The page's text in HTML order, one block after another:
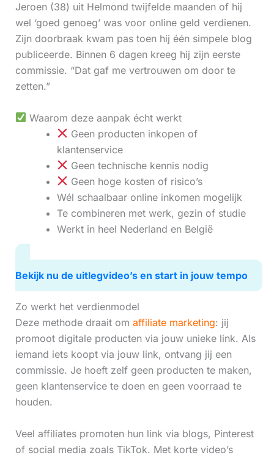
Jeroen (38) uit Helmond twijfelde maanden of hij
wel ‘goed genoeg’ was voor online geld verdienen.
Zijn doorbraak kwam pas toen hij één simpele blog
publiceerde. Binnen 6 dagen kreeg hij zijn eerste
commissie. “Dat gaf me vertrouwen om door te
zetten.”
Waarom deze aanpak écht werkt
Geen producten inkopen of
klantenservice
Geen technische kennis nodig
Geen hoge kosten of risico’s
Wél schaalbaar online inkomen mogelijk
Te combineren met werk, gezin of studie
Werkt in heel Nederland en België
Bekijk nu de uitlegvideo’s en start in jouw tempo
Zo werkt het verdienmodel
Deze methode draait om affiliate marketing: jij
promoot digitale producten via jouw unieke link. Als
iemand iets koopt via jouw link, ontvang jij een
commissie. Je hoeft zelf geen producten te maken,
geen klantenservice te doen en geen voorraad te
houden.
Veel affiliates promoten hun link via blogs, Pinterest
of social media zoals TikTok. Met korte video’s